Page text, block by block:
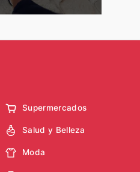
Supermercados
Salud y Belleza
Moda